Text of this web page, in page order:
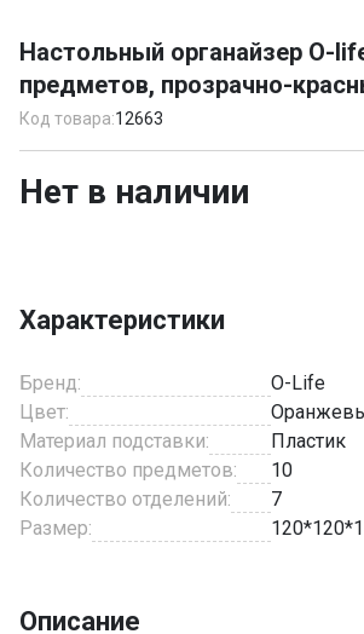
of
1
Настольный органайзер O-
предметов, прозрачно-
Код товара:12663
Нет в наличии
Характеристики
Бренд:
O-Life
Цвет:
Материал подставки:
Пластик
Количество предметов:
10
Количество отделений:
7
Размер:
Описание